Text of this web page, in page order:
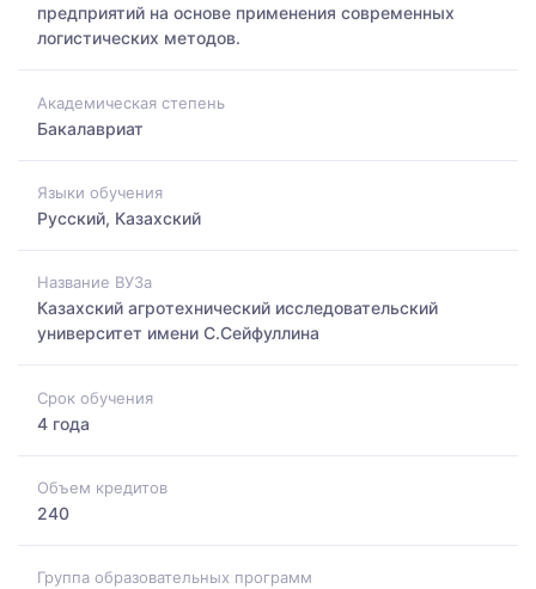
предприятий на основе применения современных
логистических методов.
Академическая степень
Бакалавриат
Языки обучения
Русский, Казахский
Название ВУЗа
Казахский агротехнический исследовательский
университет имени С.Сейфуллина
Срок обучения
4 года
Объем кредитов
240
Группа образовательных программ